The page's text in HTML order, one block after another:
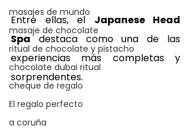
masajes de mundo
masaje de chocolate
ritual de chocolate y pistacho
chocolate dubai ritual
cheque de regalo
El regalo perfecto
a coruña
Entre ellas, el Japanese Head
Spa destaca como una de las
experiencias más completas y
sorprendentes.